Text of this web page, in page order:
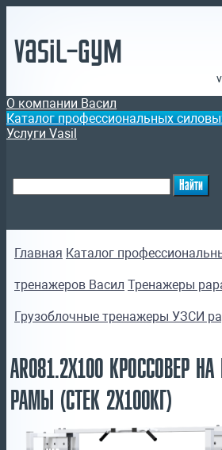
Vasil-Gym
О компании Васил
Каталог профессиональных
Услуги Vasil
Главная Каталог
тренажеров Васил Тренажеры
Грузоблочные тренажеры УЗСИ
AR081.2Х100 КРОССОВЕР
РАМЫ (СТЕК 2Х100КГ)